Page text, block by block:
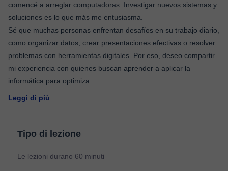
comencé a arreglar computadoras. Investigar nuevos sistemas y
soluciones es lo que más me entusiasma.
Sé que muchas personas enfrentan desafíos en su trabajo diario,
como organizar datos, crear presentaciones efectivas o resolver
problemas con herramientas digitales. Por eso, deseo compartir
mi experiencia con quienes buscan aprender a aplicar la
informática para optimiza
Leggi di più
Tipo di lezione
Le lezioni durano 60 minuti